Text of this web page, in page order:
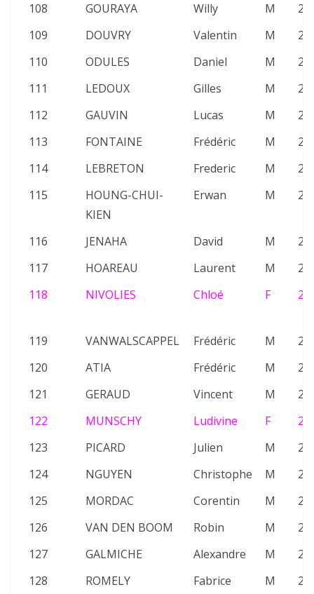
108
GOURAYA Willy M
109
DOUVRY Valentin M
110
ODULES Daniel M
111
LEDOUX Gilles M
112
GAUVIN Lucas M
113
FONTAINE Frédéric M
114
LEBRETON Frederic M
115
HOUNG-CHUI-
KIEN
Erwan M
116 JENAHA David M
117
HOAREAU Laurent M
118
NIVOLIES Chloé F
119 VANWALSCAPPEL Frédéric M
120
ATIA Frédéric M
121
GERAUD Vincent M
122
MUNSCHY Ludivine F
123
PICARD Julien M
124
NGUYEN Christophe M
125
MORDAC Corentin M
126
VAN DEN BOOM Robin M
127
GALMICHE Alexandre M
128
ROMELY Fabrice M